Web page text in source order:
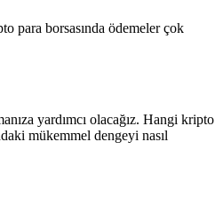
para borsasında ödemeler çok
yardımcı olacağız. Hangi kripto
mükemmel dengeyi nasıl